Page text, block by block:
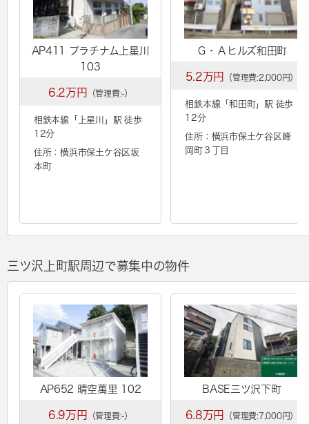
AP411 プラチナム上星川
103
6.2万円 （管理費:-）
相鉄本線「 上星川
」駅 徒歩
12分
住所：横浜市保土ケ谷区坂
本町
Ｇ・Ａヒルズ和田町
5.2万円 （管理費:2,000円）
相鉄本線「和田町」駅 徒歩
12分
住所：横浜市保土ケ谷区峰
岡町３丁目
三ツ沢上町駅周辺で募集中の物件
AP652 晴空萬里 102
6.9万円 （管理費:-）
BASE三ツ沢下町
6.8万円 （管理費:7,000円）